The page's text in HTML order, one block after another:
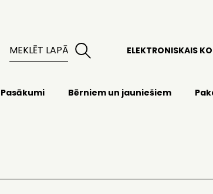
ELEKTRONISKAIS
Pasākumi Bērniem un jauniešiem